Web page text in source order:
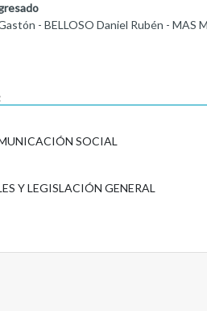
- BELLOSO Daniel Rubén - MAS
SOCIAL
Y LEGISLACIÓN GENERAL